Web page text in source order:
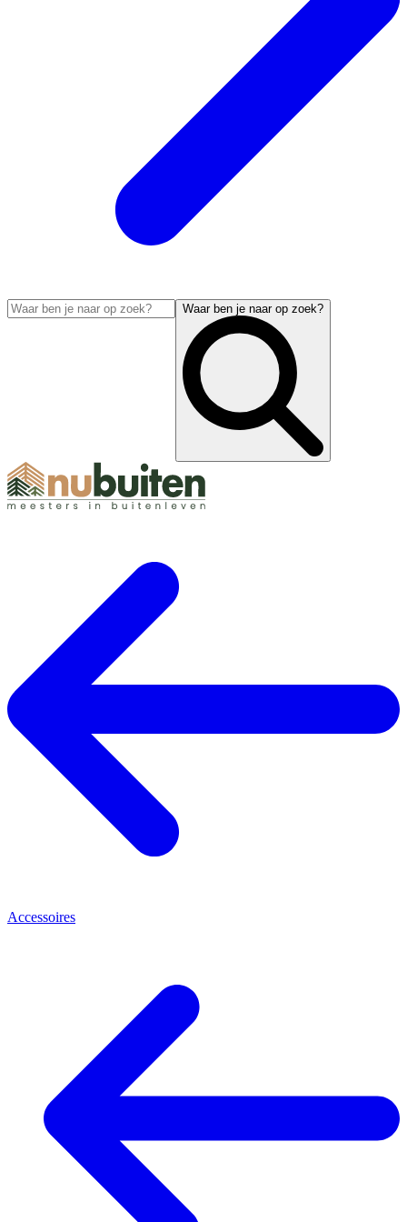
Waar ben je naar op zoek?
Accessoires